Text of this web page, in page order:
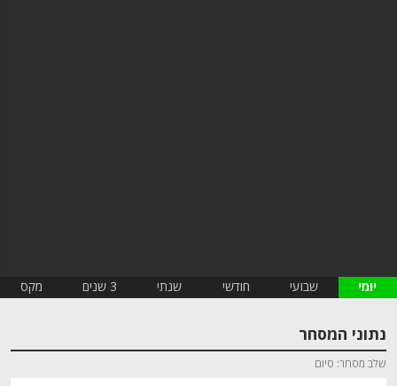
יומי שבועי חודשי שנתי 3 שנים מקס
נתוני המסחר
שלב מסחר סיום